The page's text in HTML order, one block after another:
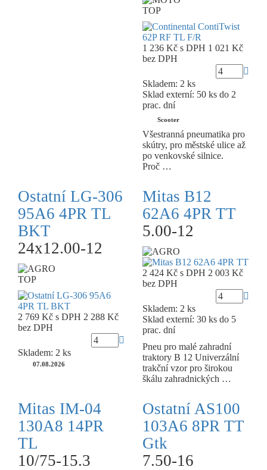
TOP
1 236 Kč s DPH 1 021 Kč
bez DPH
Skladem: 2 ks
Sklad externí: 50 ks do 2
prac. dní
Scooter
Všestranná pneumatika pro
skútry, pro městské ulice až
po venkovské silnice.
Proč …
Ostatní LG-306
95A6 4PR TL
BKT
24x12.00-12
TOP
2 769 Kč s DPH 2 288 Kč
bez DPH
Skladem: 2 ks
07.08.2026
Mitas B12
62A6 4PR TT
5.00-12
2 424 Kč s DPH 2 003 Kč
bez DPH
Skladem: 2 ks
Sklad externí: 30 ks do 5
prac. dní
Pneu pro malé zahradní
traktory B 12 Univerzální
trakční vzor pro širokou
škálu zahradnických …
Mitas IM-04
130A8 14PR
TL
10/75-15.3
Ostatní AS100
103A6 8PR TT
Gtk
7.50-16